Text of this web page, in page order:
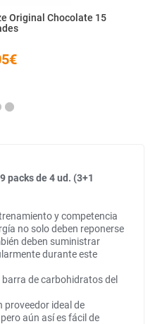
Original Chocolate 15
packs de 4 ud. (3+1
y competencia
no solo deben reponerse
deben suministrar
durante este
de carbohidratos del
proveedor ideal de
aún así es fácil de